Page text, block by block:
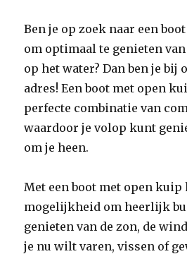
Ben je op zoek naar een
om optimaal te genieten
op het water? Dan ben je bij
adres! Een boot met open
perfecte combinatie van
waardoor je volop kunt
om je heen.
Met een boot met open kuip
mogelijkheid om heerlijk
genieten van de zon, de
je nu wilt varen, vissen of